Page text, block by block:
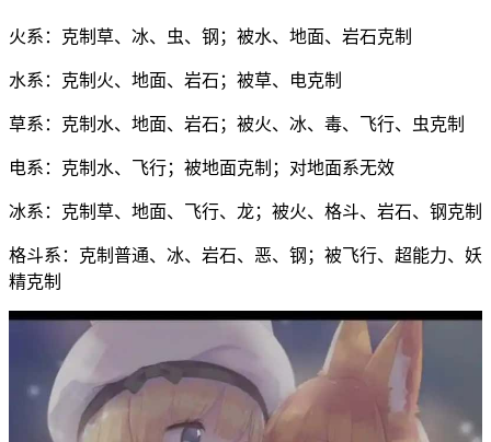
火系：克制草、冰、虫、钢；被水、地面、岩石克制
水系：克制火、地面、岩石；被草、电克制
草系：克制水、地面、岩石；被火、冰、毒、飞行、虫克制
电系：克制水、飞行；被地面克制；对地面系无效
冰系：克制草、地面、飞行、龙；被火、格斗、岩石、钢克制
格斗系：克制普通、冰、岩石、恶、钢；被飞行、超能力、妖
精克制